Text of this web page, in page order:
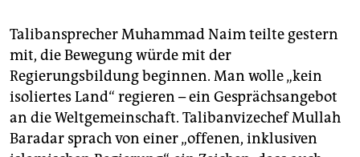
Talibansprecher Muhammad Naim teilte gestern
mit, die Bewegung würde mit der
Regierungsbildung beginnen. Man wolle „kein
isoliertes Land“ regieren – ein Gesprächsangebot
an die Weltgemeinschaft. Talibanvizechef Mullah
Baradar sprach von einer „offenen, inklusiven